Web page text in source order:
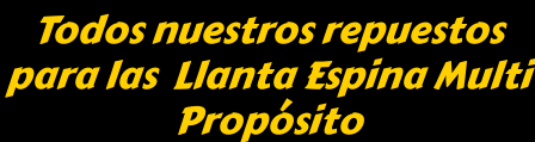
Todos nuestros repuestos
para las Llanta Espina Multi
Propósito